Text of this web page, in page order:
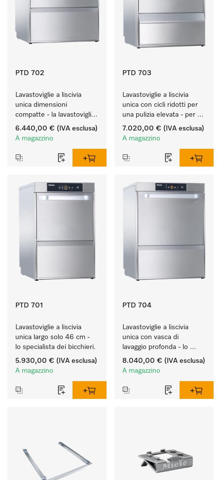
PTD 702
Lavastoviglie a liscivia
unica dimensioni
compatte - la lavastoviglie
per bistro da 60 cm.
6.440,00 € (IVA esclusa)
A magazzino
PTD 703
Lavastoviglie a liscivia
unica con cicli ridotti per
una pulizia elevata - per
l'uso universale.
7.020,00 € (IVA esclusa)
A magazzino
PTD 701
Lavastoviglie a liscivia
unica largo solo 46 cm -
lo specialista dei bicchieri.
5.930,00 € (IVA esclusa)
A magazzino
PTD 704
Lavastoviglie a liscivia
unica con vasca di
lavaggio profonda - lo
specialista per carichi
voluminosi.
8.040,00 € (IVA esclusa)
A magazzino